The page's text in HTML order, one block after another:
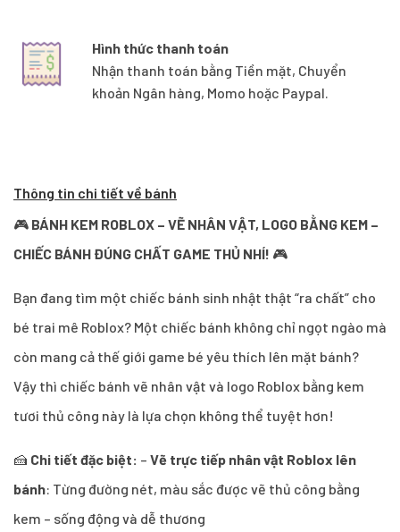
Hình thức thanh toán
Nhận thanh toán bằng Tiền mặt, Chuyển
khoản Ngân hàng, Momo hoặc Paypal.
Thông tin chi tiết về bánh
🎮 BÁNH KEM ROBLOX – VẼ NHÂN VẬT, LOGO BẰNG KEM –
CHIẾC BÁNH ĐÚNG CHẤT GAME THỦ NHÍ! 🎮
Bạn đang tìm một chiếc bánh sinh nhật thật “ra chất” cho
bé trai mê Roblox? Một chiếc bánh không chỉ ngọt ngào mà
còn mang cả thế giới game bé yêu thích lên mặt bánh?
Vậy thì chiếc bánh vẽ nhân vật và logo Roblox bằng kem
tươi thủ công này là lựa chọn không thể tuyệt hơn!
🍰 Chi tiết đặc biệt: – Vẽ trực tiếp nhân vật Roblox lên
bánh: Từng đường nét, màu sắc được vẽ thủ công bằng
kem – sống động và dễ thương